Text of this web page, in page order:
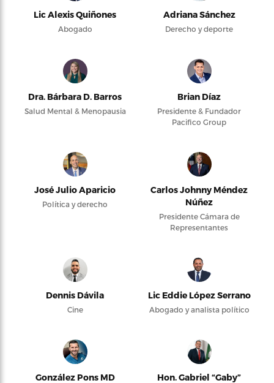
Lic Alexis Quiñones
Abogado
Adriana Sánchez
Derecho y deporte
Dra. Bárbara D. Barros
Salud Mental & Menopausia
Brian Díaz
Presidente & Fundador
Pacifico Group
José Julio Aparicio
Política y derecho
Carlos Johnny Méndez
Núñez
Presidente Cámara de
Representantes
Dennis Dávila
Cine
Lic Eddie López Serrano
Abogado y analista político
González Pons MD
Hon. Gabriel “Gaby”